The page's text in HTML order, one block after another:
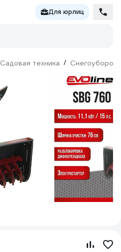
Для юрлиц
Садовая техника /